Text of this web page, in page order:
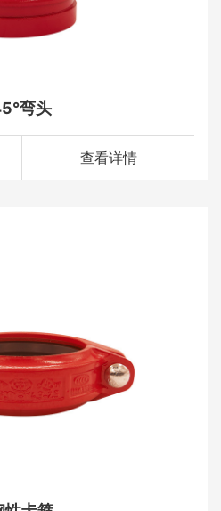
弯头
查看详情